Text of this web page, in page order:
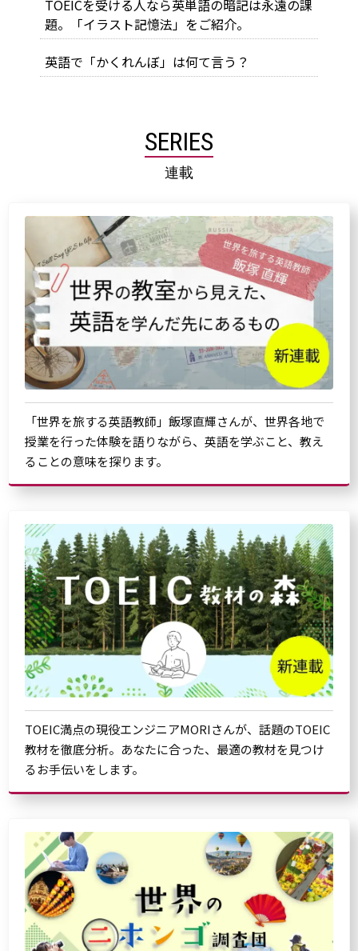
TOEICを受ける人なら英単語の暗記は永遠の課
題。「イラスト記憶法」をご紹介。
英語で「かくれんぼ」は何て言う？
SERIES
連載
「世界を旅する英語教師」飯塚直輝さんが、世界各地で
授業を行った体験を語りながら、英語を学ぶこと、教え
ることの意味を探ります。
TOEIC満点の現役エンジニアMORIさんが、話題のTOEIC
教材を徹底分析。あなたに合った、最適の教材を見つけ
るお手伝いをします。